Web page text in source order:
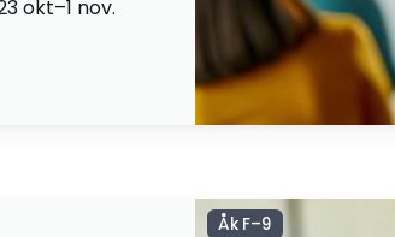
okt–1 nov.
Åk F–9